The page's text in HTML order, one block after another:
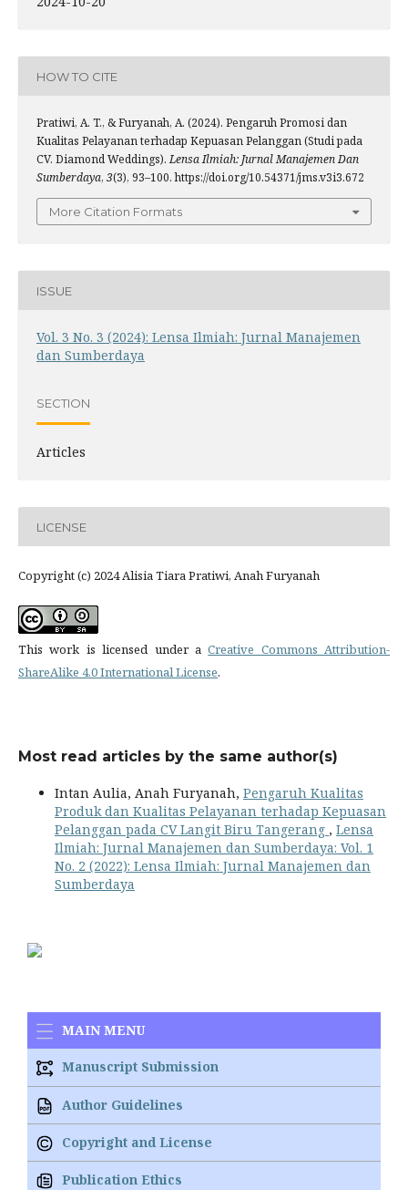
HOW TO CITE
Pratiwi, A. T., & Furyanah, A. (2024). Pengaruh Promosi dan
Kualitas Pelayanan terhadap Kepuasan Pelanggan (Studi pada
CV. Diamond Weddings).Lensa Ilmiah: Jurnal Manajemen Dan
Sumberdaya, 3(3), 93–100. https://doi.org/10.54371/jms.v3i3.672
More Citation Formats
ISSUE
Vol. 3 No. 3 (2024): Lensa Ilmiah: Jurnal Manajemen
dan Sumberdaya
SECTION
Articles
LICENSE
Copyright (c) 2024 Alisia Tiara Pratiwi, Anah Furyanah
This work is licensed under aCreative Commons Attribution-
ShareAlike 4.0 International License.
Most read articles by the same author(s)
Intan Aulia, Anah Furyanah, Pengaruh Kualitas
Produk dan Kualitas Pelayanan terhadap Kepuasan
Pelanggan pada CV Langit Biru Tangerang , Lensa
Ilmiah: Jurnal Manajemen dan Sumberdaya: Vol. 1
No. 2 (2022): Lensa Ilmiah: Jurnal Manajemen dan
Sumberdaya
MAIN MENU
Manuscript Submission
Author Guidelines
Copyright and License
Publication Ethics